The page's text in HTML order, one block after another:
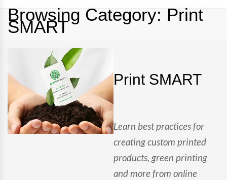
Browsing Category: Print
SMART
Print SMART
Learn best practices for
creating custom printed
products, green printing
and more from online